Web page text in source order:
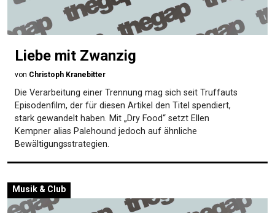
Liebe mit Zwanzig
von Christoph Kranebitter
Die Verarbeitung einer Trennung mag sich seit Truffauts
Episodenfilm, der für diesen Artikel den Titel spendiert,
stark gewandelt haben. Mit „Dry Food“ setzt Ellen
Kempner alias Palehound jedoch auf ähnliche
Bewältigungsstrategien.
Musik & Club